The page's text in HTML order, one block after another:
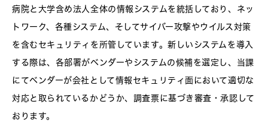
病院と大学含め法人全体の情報システムを統括しており、ネッ
トワーク、各種システム、そしてサイバー攻撃やウイルス対策
を含むセキュリティを所管しています。新しいシステムを導入
する際は、各部署がベンダーやシステムの候補を選定し、当課
にてベンダーが会社として情報セキュリティ面において適切な
対応と取られているかどうか、調査票に基づき審査・承認して
おります。